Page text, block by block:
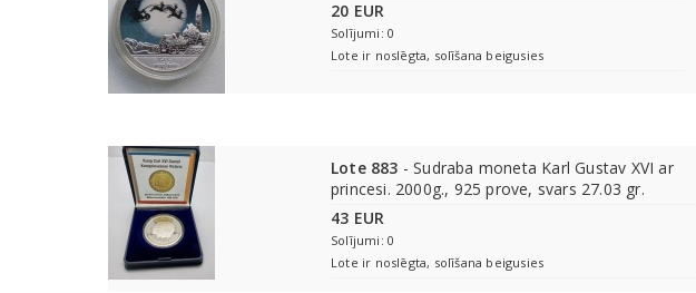
20 EUR
Solījumi: 0
Lote ir noslēgta, solīšana beigusies
Lote 883 - Sudraba moneta Karl Gustav XVI ar
princesi. 2000g., 925 prove, svars 27.03 gr.
43 EUR
Solījumi: 0
Lote ir noslēgta, solīšana beigusies